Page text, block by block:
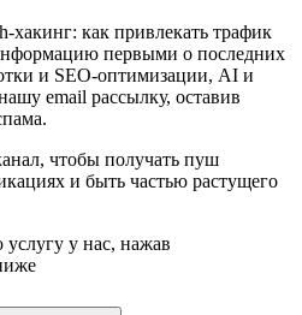
хакинг: как привлекать трафик
первыми о последних
и SEO-оптимизации, AI и
email рассылку, оставив
чтобы получать пуш
и быть частью растущего
у нас, нажав